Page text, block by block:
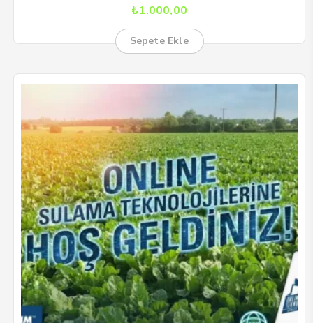
₺1.000,00
Sepete Ekle